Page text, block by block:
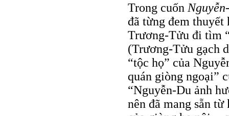
Trong cuốn
đã từng đem thuyết
Trương-Tửu đi tìm
(Trương-Tửu gạch
“tộc họ” của
quán giòng ngoại”
“Nguyễn-Du ảnh
nên đã mang sẵn